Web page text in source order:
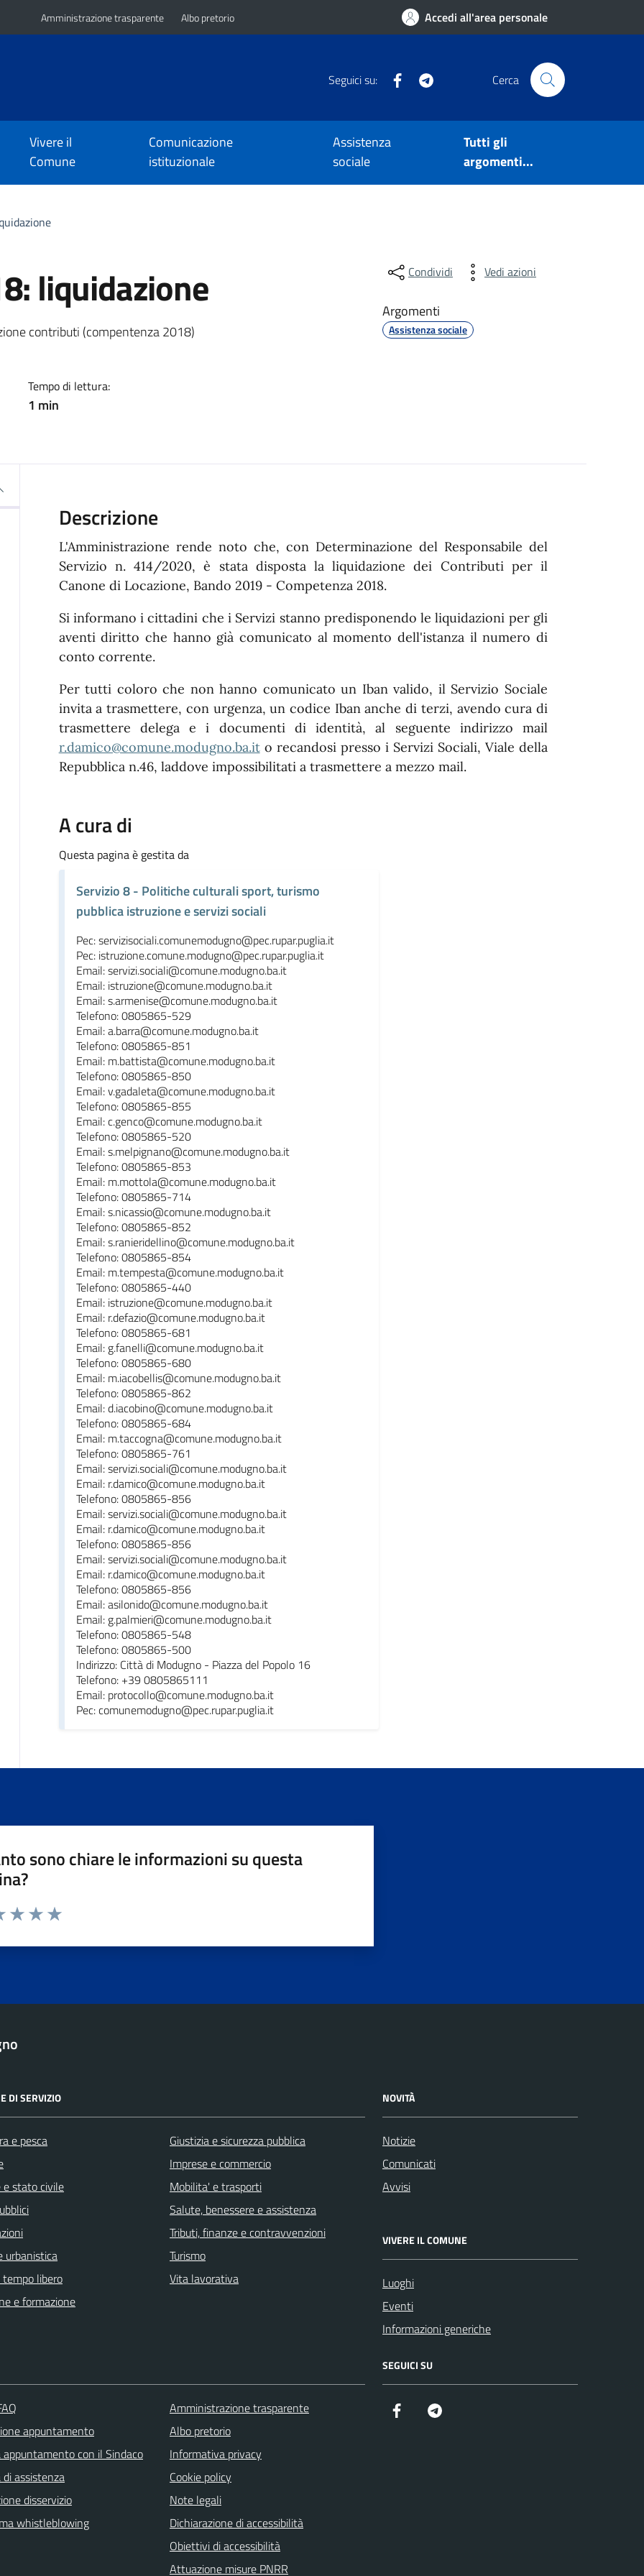
Amministrazione trasparente Albo pretorio Accedi all'area personale
Seguici su: Facebook Cerca
Vivere il
Comune
Comunicazione
istituzionale
Assistenza
sociale
Tutti gli
argomenti...
liquidazione
contributi (compentenza 2018)
Tempo di lettura:
1 min
Condividi Vedi azioni
Argomenti
Assistenza sociale
Descrizione
L'Amministrazione rende noto che, con Determinazione del Responsabile del
Servizio n. 414/2020, è stata disposta la liquidazione dei Contributi per il
Canone di Locazione, Bando 2019 - Competenza 2018.
Si informano i cittadini che i Servizi stanno predisponendo le liquidazioni per gli
aventi diritto che hanno già comunicato al momento dell'istanza il numero di
conto corrente.
Per tutti coloro che non hanno comunicato un Iban valido, il Servizio Sociale
invita a trasmettere, con urgenza, un codice Iban anche di terzi, avendo cura di
trasmettere delega e i documenti di identità, al seguente indirizzo mail
r.damico@comune.modugno.ba.ito recandosi presso i Servizi Sociali, Viale della
Repubblica n.46, laddove impossibilitati a trasmettere a mezzo mail.
A cura di
Questa pagina è gestita da
Servizio 8 - Politiche culturali sport, turismo
pubblica istruzione e servizi sociali
Pec: servizisociali.comunemodugno@pec.rupar.puglia.it
Pec: istruzione.comune.modugno@pec.rupar.puglia.it
Email: servizi.sociali@comune.modugno.ba.it
Email: istruzione@comune.modugno.ba.it
Email: s.armenise@comune.modugno.ba.it
Telefono: 0805865-529
Email: a.barra@comune.modugno.ba.it
Telefono: 0805865-851
Email: m.battista@comune.modugno.ba.it
Telefono: 0805865-850
Email: v.gadaleta@comune.modugno.ba.it
Telefono: 0805865-855
Email: c.genco@comune.modugno.ba.it
Telefono: 0805865-520
Email: s.melpignano@comune.modugno.ba.it
Telefono: 0805865-853
Email: m.mottola@comune.modugno.ba.it
Telefono: 0805865-714
Email: s.nicassio@comune.modugno.ba.it
Telefono: 0805865-852
Email: s.ranieridellino@comune.modugno.ba.it
Telefono: 0805865-854
Email: m.tempesta@comune.modugno.ba.it
Telefono: 0805865-440
Email: istruzione@comune.modugno.ba.it
Email: r.defazio@comune.modugno.ba.it
Telefono: 0805865-681
Email: g.fanelli@comune.modugno.ba.it
Telefono: 0805865-680
Email: m.iacobellis@comune.modugno.ba.it
Telefono: 0805865-862
Email: d.iacobino@comune.modugno.ba.it
Telefono: 0805865-684
Email: m.taccogna@comune.modugno.ba.it
Telefono: 0805865-761
Email: servizi.sociali@comune.modugno.ba.it
Email: r.damico@comune.modugno.ba.it
Telefono: 0805865-856
Email: servizi.sociali@comune.modugno.ba.it
Email: r.damico@comune.modugno.ba.it
Telefono: 0805865-856
Email: servizi.sociali@comune.modugno.ba.it
Email: r.damico@comune.modugno.ba.it
Telefono: 0805865-856
Email: asilonido@comune.modugno.ba.it
Email: g.palmieri@comune.modugno.ba.it
Telefono: 0805865-548
Telefono: 0805865-500
Indirizzo: Città di Modugno - Piazza del Popolo 16
Telefono: +39 0805865111
Email: protocollo@comune.modugno.ba.it
Pec: comunemodugno@pec.rupar.puglia.it
sono chiare le informazioni su questa
1 a 5 stelle la pagina
DI SERVIZIO
e pesca
e stato civile
urbanistica
libero
e formazione
Giustizia e sicurezza pubblica
Imprese e commercio
Mobilita' e trasporti
Salute, benessere e assistenza
Tributi, finanze e contravvenzioni
Turismo
Vita lavorativa
NOVITÀ
Notizie
Comunicati
Avvisi
VIVERE IL COMUNE
Luoghi
Eventi
Informazioni generiche
appuntamento
appuntamento con il Sindaco
assistenza
disservizio
whistleblowing
Amministrazione trasparente
Albo pretorio
Informativa privacy
Cookie policy
Note legali
Dichiarazione di accessibilità
Obiettivi di accessibilità
Attuazione misure PNRR
SEGUICI SU
Facebook